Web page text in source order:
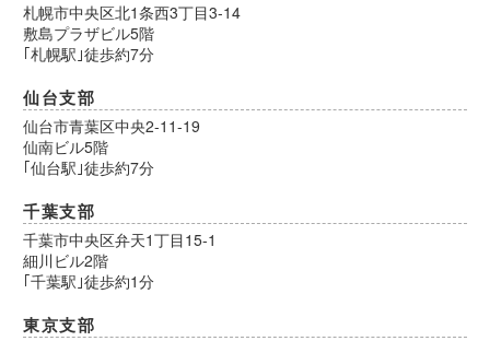
札幌市中央区北1条西3丁目3-14
敷島プラザビル5階
｢札幌駅｣徒歩約7分
仙台支部
仙台市青葉区中央2-11-19
仙南ビル5階
｢仙台駅｣徒歩約7分
千葉支部
千葉市中央区弁天1丁目15-1
細川ビル2階
｢千葉駅｣徒歩約1分
東京支部